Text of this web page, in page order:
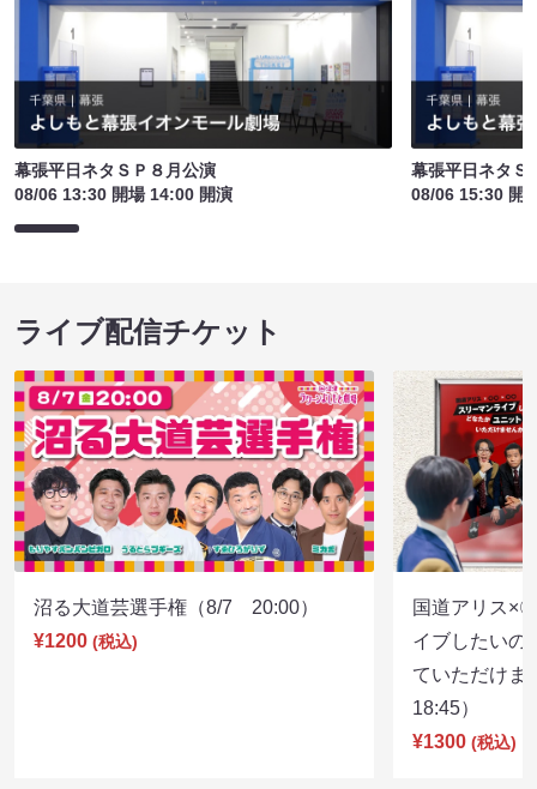
幕張平日ネタＳＰ８月公演
08/06 13:30 開場 14:00 開演
幕張平日ネタＳ
08/06 15:30 開
ライブ配信チケット
沼る大道芸選手権（8/7 20:00）
¥1200 (税込)
国道アリス×
イブしたいの
ていただけ
18:45）
¥1300 (税込)